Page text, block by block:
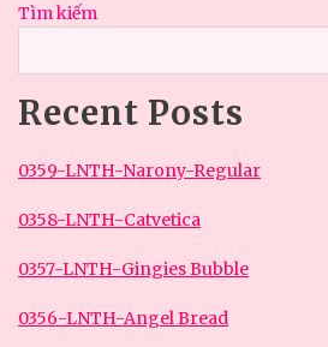
Tìm kiếm
Recent Posts
0359-LNTH-Narony-Regular
0358-LNTH-Catvetica
0357-LNTH-Gingies Bubble
0356-LNTH-Angel Bread